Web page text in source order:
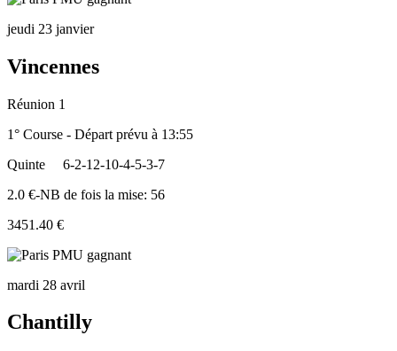
jeudi 23 janvier
Vincennes
Réunion 1
1° Course - Départ prévu à 13:55
Quinte
6-2-12-10-4-5-3-7
2.0 €-NB de fois la mise: 56
3451.40 €
mardi 28 avril
Chantilly